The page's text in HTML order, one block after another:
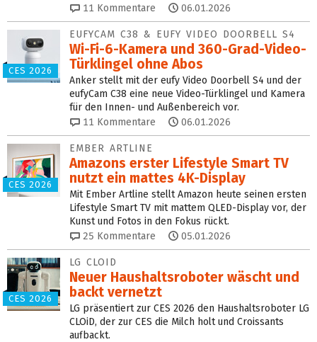
11 Kommentare 06.01.2026
CES 2026
EUFYCAM C38 & EUFY VIDEO DOORBELL S4
Wi-Fi-6-Kamera und 360-Grad-Video-
Türklingel ohne Abos
Anker stellt mit der eufy Video Doorbell S4 und der
eufyCam C38 eine neue Video-Türklingel und Kamera
für den Innen- und Außenbereich vor.
11 Kommentare 06.01.2026
CES 2026
EMBER ARTLINE
Amazons erster Lifestyle Smart TV
nutzt ein mattes 4K-Display
Mit Ember Artline stellt Amazon heute seinen ersten
Lifestyle Smart TV mit mattem QLED-Display vor, der
Kunst und Fotos in den Fokus rückt.
25 Kommentare 05.01.2026
CES 2026
LG CLOID
Neuer Haushaltsroboter wäscht und
backt vernetzt
LG präsentiert zur CES 2026 den Haushaltsroboter LG
CLOiD, der zur CES die Milch holt und Croissants
aufbackt.